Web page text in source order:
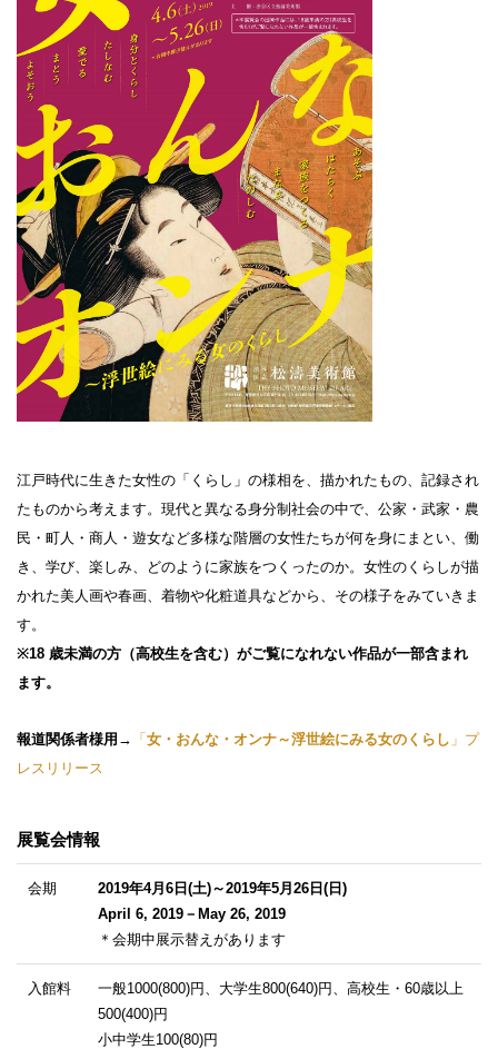
事業記録
江戸時代に生きた女性の「くらし」の様相を、描かれたもの、記録され
たものから考えます。現代と異なる身分制社会の中で、公家・武家・農
民・町人・商人・遊女など多様な階層の女性たちが何を身にまとい、働
き、学び、楽しみ、どのように家族をつくったのか。女性のくらしが描
かれた美人画や春画、着物や化粧道具などから、その様子をみていきま
す。
※18 歳未満の方（高校生を含む）がご覧になれない作品が一部含まれ
ます。
報道関係者様用 → 「女・おんな・オンナ～浮世絵にみる女のくらし 」プ
レスリリース
展覧会情報
会期
2019年4月6日(土)～2019年5月26日(日)
April 6, 2019－May 26, 2019
＊会期中展示替えがあります
入館料
一般1000(800)円、大学生800(640)円、高校生・60歳以上
500(400)円
小中学生100(80)円